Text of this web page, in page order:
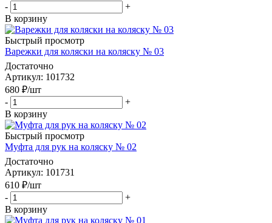
-
+
В корзину
Быстрый просмотр
Варежки для коляски на коляску № 03
Достаточно
Артикул: 101732
680 ₽/шт
-
+
В корзину
Быстрый просмотр
Муфта для рук на коляску № 02
Достаточно
Артикул: 101731
610 ₽/шт
-
+
В корзину